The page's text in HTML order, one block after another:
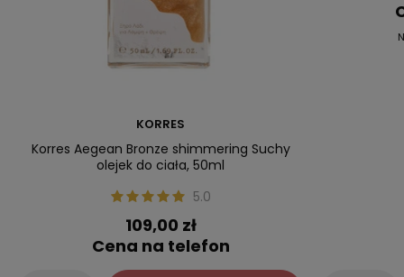
KORRES
Korres Aegean Bronze shimmering Suchy
olejek do ciała, 50ml
5.0
109,00 zł
Cena na telefon